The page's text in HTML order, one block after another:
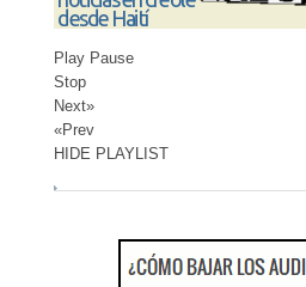
Play Pause
Stop
Next»
«Prev
HIDE PLAYLIST